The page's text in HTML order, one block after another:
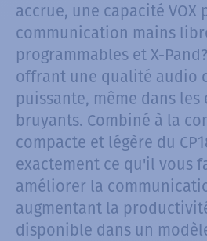
accrue, une capacité VOX
communication mains
programmables et X-
offrant une qualité audio
puissante, même dans
bruyants. Combiné à la
compacte et légère du
exactement ce qu'il vous
améliorer la
augmentant la
disponible dans un